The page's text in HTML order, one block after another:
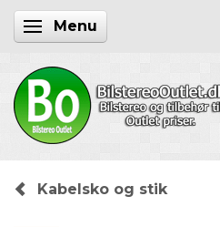
Skifte navigation
Menu
Kabelsko og stik